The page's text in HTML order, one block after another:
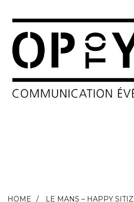
HOME LE MANS – HAPPY SITIZ